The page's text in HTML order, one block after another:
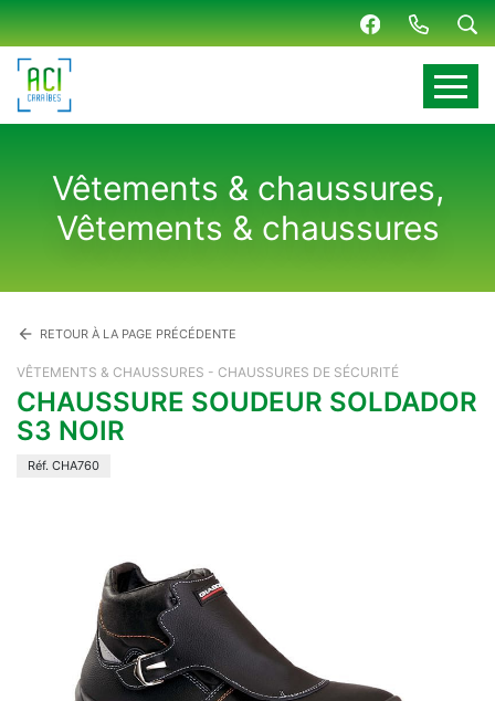
Vêtements & chaussures,
Vêtements & chaussures
arrow_back RETOUR À LA PAGE PRÉCÉDENTE
VÊTEMENTS & CHAUSSURES - CHAUSSURES DE SÉCURITÉ
CHAUSSURE SOUDEUR SOLDADOR
S3 NOIR
Réf. CHA760
Panneau de gestion des cookies